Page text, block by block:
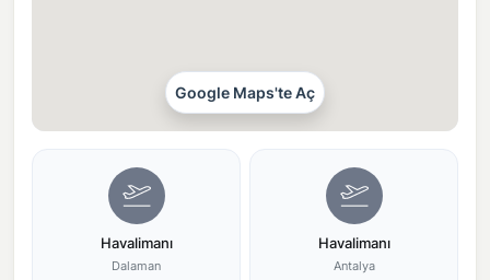
Google Maps'te Aç
Havalimanı
Dalaman
Havalimanı
Antalya